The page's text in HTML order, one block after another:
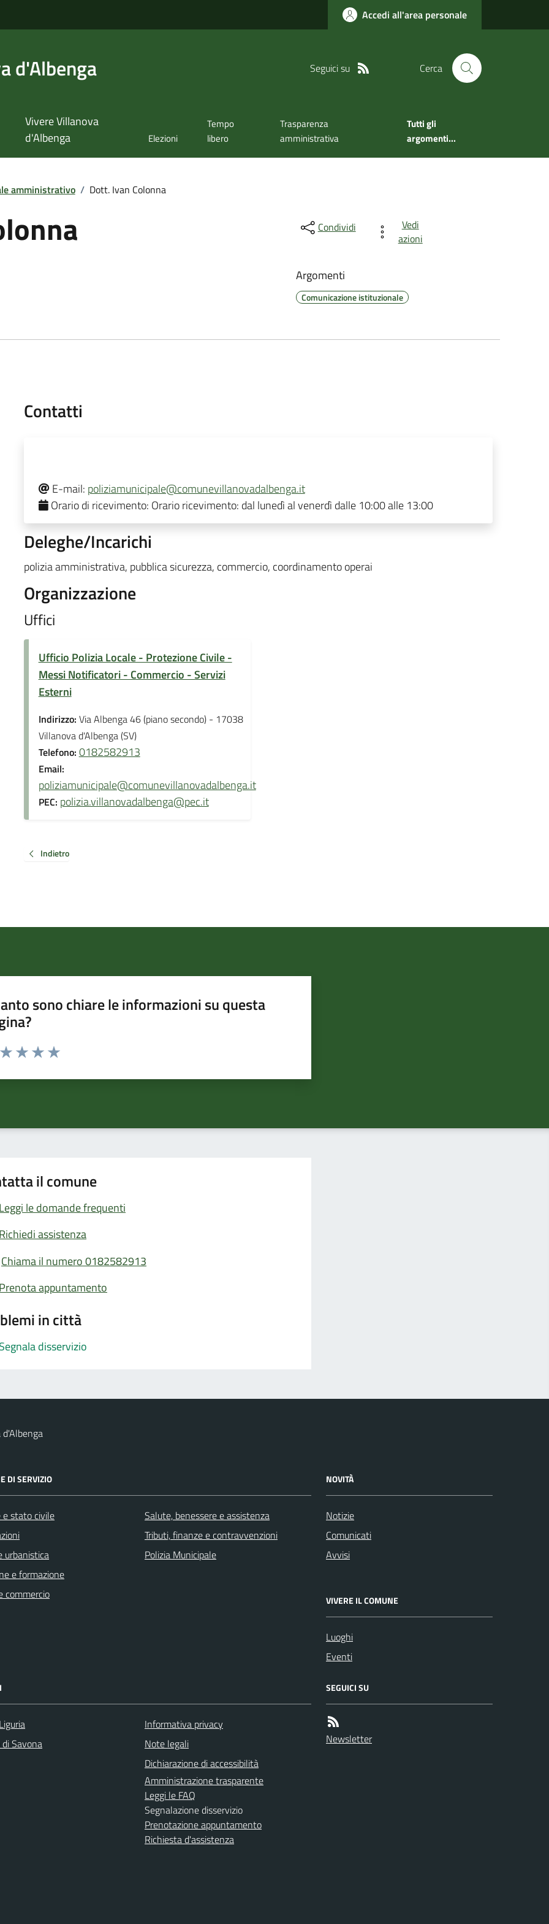
Accedi all'area personale
d'Albenga Seguici su Cerca
Vivere Villanova
d'Albenga
Elezioni
Tempo
libero
Trasparenza
amministrativa
Tutti gli
argomenti...
amministrativo / Dott. Ivan Colonna
Condividi
Vedi
azioni
Argomenti
Comunicazione istituzionale
Contatti
E-mail: poliziamunicipale@comunevillanovadalbenga.it
Orario di ricevimento: Orario ricevimento: dal lunedì al venerdì dalle 10:00 alle 13:00
Deleghe/Incarichi
polizia amministrativa, pubblica sicurezza, commercio, coordinamento operai
Organizzazione
Uffici
Ufficio Polizia Locale - Protezione Civile -
Messi Notificatori - Commercio - Servizi
Esterni
Indirizzo: Via Albenga 46 (piano secondo) - 17038
Villanova d'Albenga (SV)
Telefono: 0182582913
Email:
poliziamunicipale@comunevillanovadalbenga.it
PEC: polizia.villanovadalbenga@pec.it
Indietro
sono chiare le informazioni su questa
da 1 a 5 stelle la pagina
il comune
Leggi le domande frequenti
Richiedi assistenza
Chiama il numero 0182582913
Prenota appuntamento
in città
Segnala disservizio
DI SERVIZIO
e stato civile
urbanistica
e formazione
commercio
Salute, benessere e assistenza
Tributi, finanze e contravvenzioni
Polizia Municipale
NOVITÀ
Notizie
Comunicati
Avvisi
VIVERE IL COMUNE
Luoghi
Eventi
Savona
Informativa privacy
Note legali
Dichiarazione di accessibilità
Amministrazione trasparente
Leggi le FAQ
Segnalazione disservizio
Prenotazione appuntamento
Richiesta d'assistenza
SEGUICI SU
Newsletter